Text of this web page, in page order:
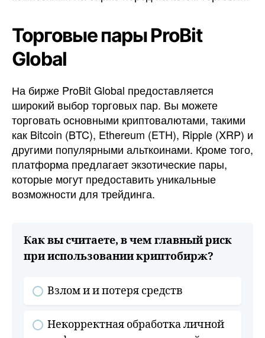
Торговые пары ProBit
Global
На бирже ProBit Global предоставляется
широкий выбор торговых пар. Вы можете
торговать основными криптовалютами, такими
как Bitcoin (BTC), Ethereum (ETH), Ripple (XRP) и
другими популярными альткоинами. Кроме того,
платформа предлагает экзотические пары,
которые могут предоставить уникальные
возможности для трейдинга.
Как вы считаете, в чем главный риск
при использовании криптобирж?
Взлом и и потеря средств
Некорректная обработка личной